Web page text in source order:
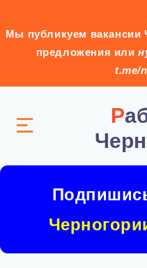
Мы публикуем вакансии
предложения или
t.me/
Работа в